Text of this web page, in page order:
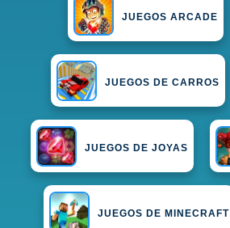
JUEGOS ARCADE
JUEGOS DE CARROS
JUEGOS DE JOYAS
JUEGOS DE MINECRAFT